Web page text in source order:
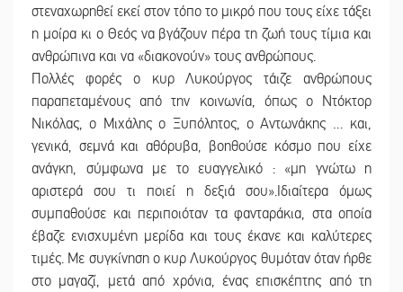
στεναχωρηθεί εκεί στον τόπο το μικρό που τους είχε τάξει
η μοίρα κι ο Θεός να βγάζουν πέρα τη ζωή τους τίμια και
ανθρώπινα και να «διακονούν» τους ανθρώπους.
Πολλές φορές ο κυρ Λυκούργος τάιζε ανθρώπους
παραπεταμένους από την κοινωνία, όπως ο Ντόκτορ
Νικόλας, ο Μιχάλης ο Ξυπόλητος, ο Αντωνάκης … και,
γενικά, σεμνά και αθόρυβα, βοηθούσε κόσμο που είχε
ανάγκη, σύμφωνα με το ευαγγελικό : «μη γνώτω η
αριστερά σου τι ποιεί η δεξιά σου».Ιδιαίτερα όμως
συμπαθούσε και περιποιόταν τα φανταράκια, στα οποία
έβαζε ενισχυμένη μερίδα και τους έκανε και καλύτερες
τιμές. Με συγκίνηση ο κυρ Λυκούργος θυμόταν όταν ήρθε
στο μαγαζί, μετά από χρόνια, ένας επισκέπτης από τη